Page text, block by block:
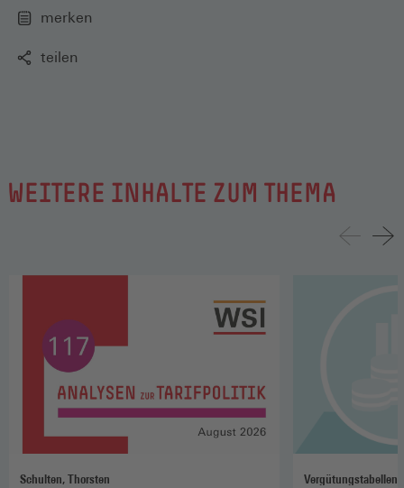
merken
teilen
WEITERE INHALTE ZUM THEMA
Schulten, Thorsten Vergütungstabellen